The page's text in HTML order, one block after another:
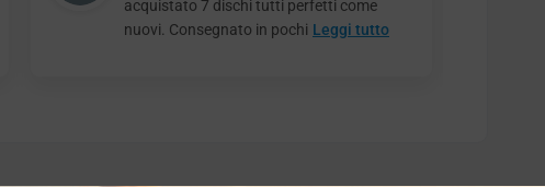
acquistato 7 dischi tutti perfetti come
nuovi. Consegnato in pochi Leggi tutto